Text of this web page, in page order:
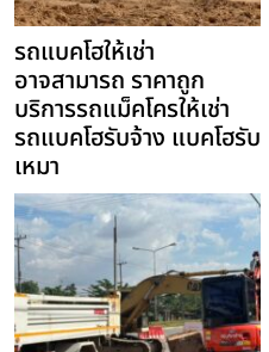
รถแบคโฮให้เช่า
อาจสามารถ ราคาถูก
บริการรถแม็คโครให้เช่า
รถแบคโฮรับจ้าง แบคโฮรับ
เหมา